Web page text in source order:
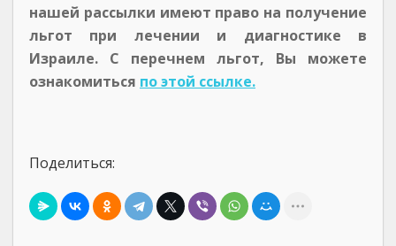
нашей рассылки имеют право на получение
льгот при лечении и диагностике в
Израиле. С перечнем льгот, Вы можете
ознакомиться по этой ссылке.
Поделиться: